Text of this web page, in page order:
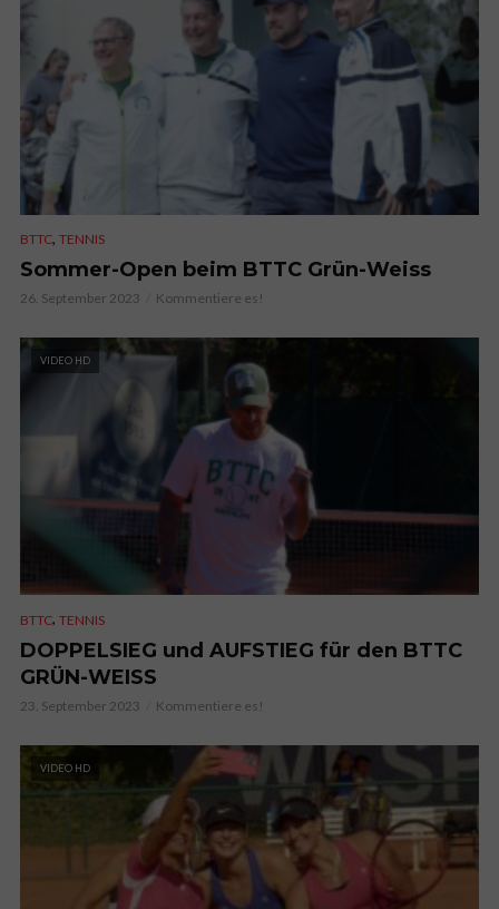
BTTC, TENNIS
Sommer-Open beim BTTC Grün-Weiss
26. September 2023 Kommentiere es!
VIDEO HD
BTTC, TENNIS
DOPPELSIEG und AUFSTIEG für den BTTC
GRÜN-WEISS
23. September 2023 Kommentiere es!
VIDEO HD